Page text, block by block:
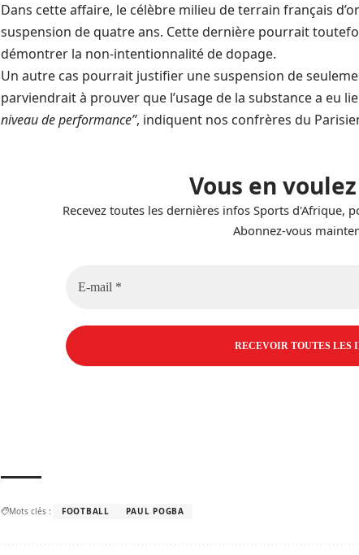
Dans cette affaire, le célèbre milieu de terrain français
suspension de quatre ans. Cette dernière pourrait
démontrer la non-intentionnalité de dopage.
Un autre cas pourrait justifier une suspension de
parviendrait à prouver que l’usage de la substance a eu
niveau de performance”, indiquent nos confrères du
Vous en
Recevez toutes les dernières infos Sports d'Afrique,
Abonnez-vous
Mots clés : FOOTBALL PAUL POGBA